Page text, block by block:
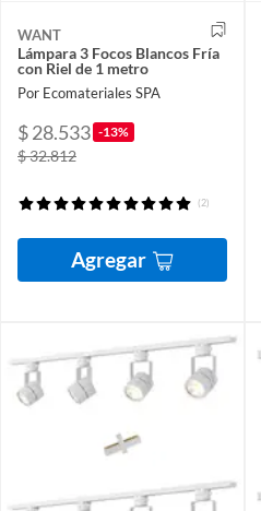
WANT
Lámpara 3 Focos Blancos Fría
con Riel de 1 metro
Por Ecomateriales SPA
$ 28.533 -13%
$ 32.812
(2)
Agregar